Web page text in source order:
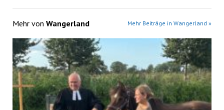
Mehr von Wangerland Mehr Beiträge in Wangerland »